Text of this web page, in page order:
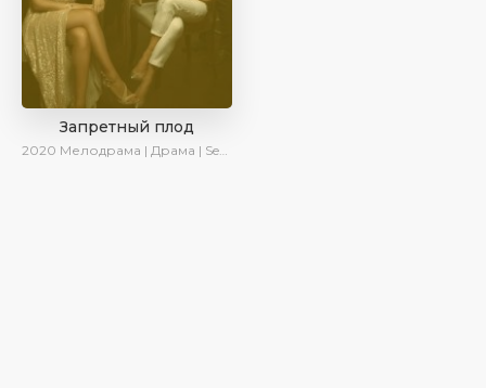
Запретный плод
2020 Мелодрама | Драма | SesDizi